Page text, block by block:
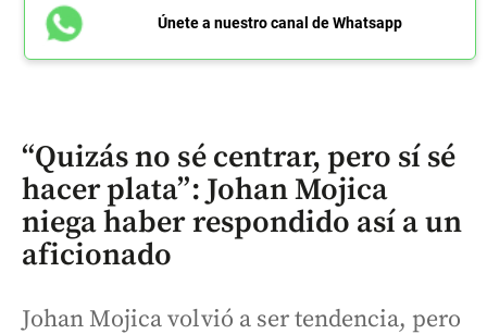
Únete a nuestro canal de Whatsapp
“Quizás no sé centrar, pero sí sé
hacer plata”: Johan Mojica
niega haber respondido así a un
aficionado
Johan Mojica volvió a ser tendencia, pero